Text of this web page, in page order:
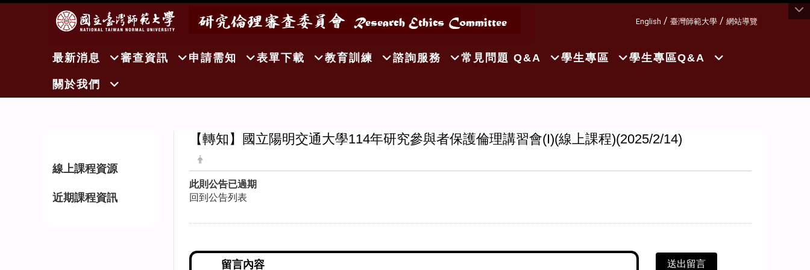
English / 臺灣師範大學 / 網站導覽
最新消息 審查資訊 申請需知 表單下載 教育訓練 諮詢服務 常見問題 Q&A 學生專區 學生專區Q&A
關於我們
線上課程資源
近期課程資訊
【轉知】國立陽明交通大學114年研究參與者保護倫理講習會(I)(線上課程)(2025/2/14)
此則公告已過期
回到公告列表
送出留言